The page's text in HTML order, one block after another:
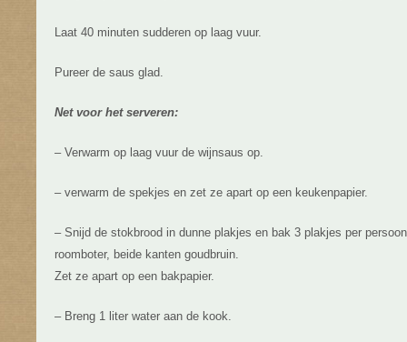
Laat 40 minuten sudderen op laag vuur.
Pureer de saus glad.
Net voor het serveren:
– Verwarm op laag vuur de wijnsaus op.
– verwarm de spekjes en zet ze apart op een keukenpapier.
– Snijd de stokbrood in dunne plakjes en bak 3 plakjes per
roomboter, beide kanten goudbruin.
Zet ze apart op een bakpapier.
– Breng 1 liter water aan de kook.